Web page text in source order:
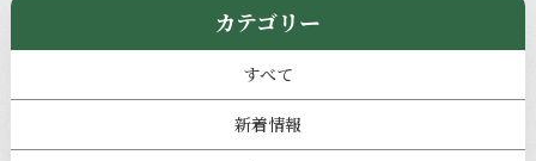
カテゴリー
すべて
新着情報